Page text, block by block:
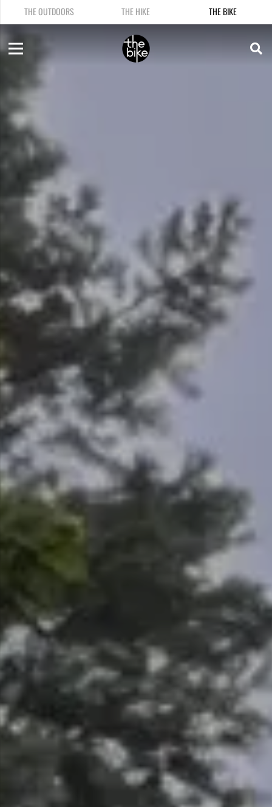
THE OUTDOORS THE HIKE THE BIKE